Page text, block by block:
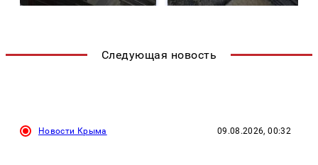
Следующая новость
Новости Крыма 09.08.2026, 00:32